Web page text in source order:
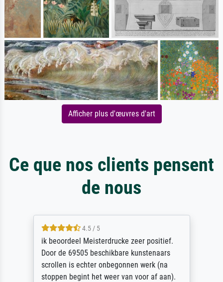
Afficher plus d'œuvres d'art
Ce que nos clients pensent
de nous
4.5 / 5
ik beoordeel Meisterdrucke zeer positief.
Door de 69505 beschikbare kunstenaars
scrollen is echter onbegonnen werk (na
stoppen begint het weer van voor af aan).